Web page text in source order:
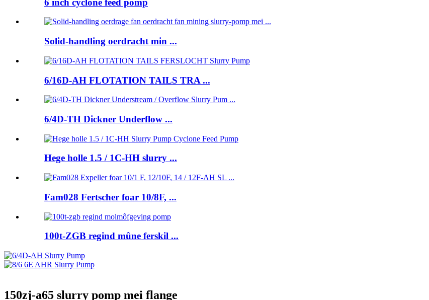
Solid-handling oerdracht min ...
6/16D-AH FLOTATION TAILS TRA ...
6/4D-TH Dickner Underflow ...
Hege holle 1.5 / 1C-HH slurry ...
Fam028 Fertscher foar 10/8F, ...
100t-ZGB regind mûne ferskil ...
150zj-a65 slurry pomp mei flange